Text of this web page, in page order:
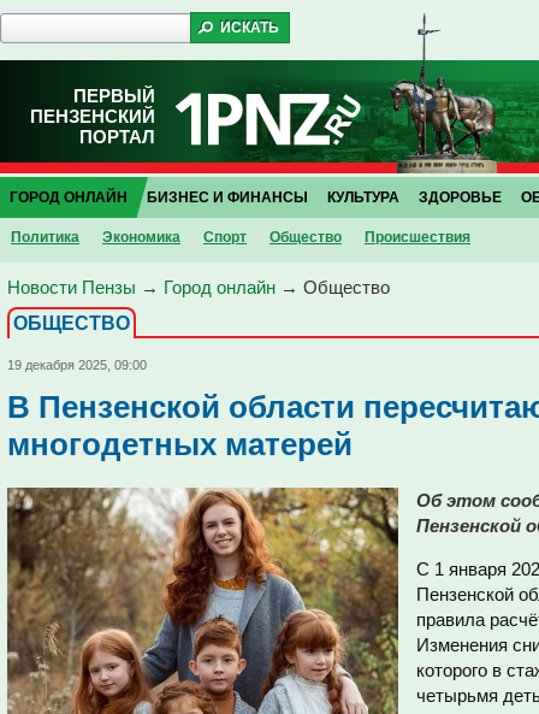
ПЕРВЫЙ
ПЕНЗЕНСКИЙ
ПОРТАЛ
ГОРОД ОНЛАЙН
Политика Экономика Спорт Общество Проиcшествия
БИЗНЕС И ФИНАНСЫ КУЛЬТУРА ЗДОРОВЬЕ
Новости Пензы → Город онлайн → Общество
ОБЩЕСТВО
19 декабря 2025, 09:00
В Пензенской области
многодетных матерей
Об этом
Пензенской
С 1 января
Пензенской
правила
Изменения
которого в
четырьмя